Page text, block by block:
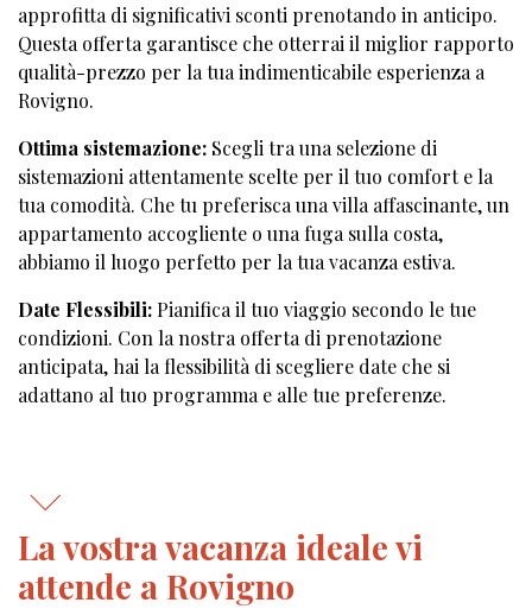
approfitta di significativi sconti prenotando in anticipo.
Questa offerta garantisce che otterrai il miglior rapporto
qualità-prezzo per la tua indimenticabile esperienza a
Rovigno.
Ottima sistemazione: Scegli tra una selezione di
sistemazioni attentamente scelte per il tuo comfort e la
tua comodità. Che tu preferisca una villa affascinante, un
appartamento accogliente o una fuga sulla costa,
abbiamo il luogo perfetto per la tua vacanza estiva.
Date Flessibili: Pianifica il tuo viaggio secondo le tue
condizioni. Con la nostra offerta di prenotazione
anticipata, hai la flessibilità di scegliere date che si
adattano al tuo programma e alle tue preferenze.
La vostra vacanza ideale vi
attende a Rovigno